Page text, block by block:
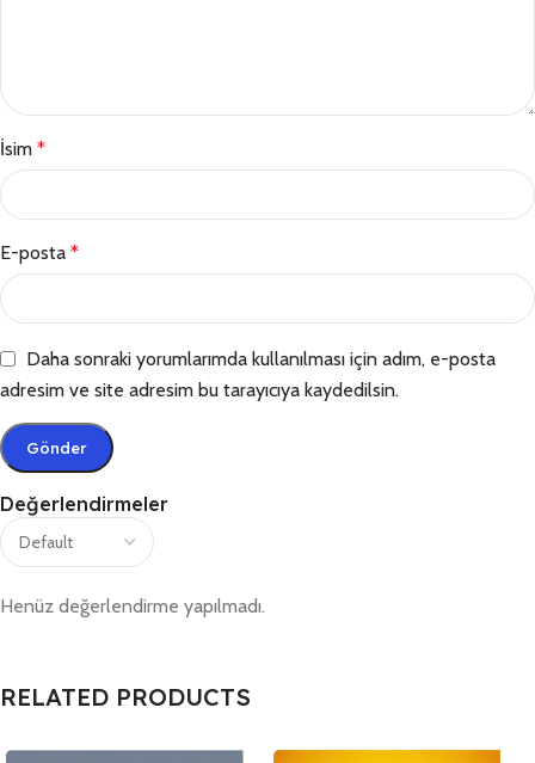
Değerlendirmeler
Henüz değerlendirme yapılmadı.
İsim *
E-posta *
Daha sonraki yorumlarımda kullanılması için adım, e-posta
adresim ve site adresim bu tarayıcıya kaydedilsin.
RELATED PRODUCTS